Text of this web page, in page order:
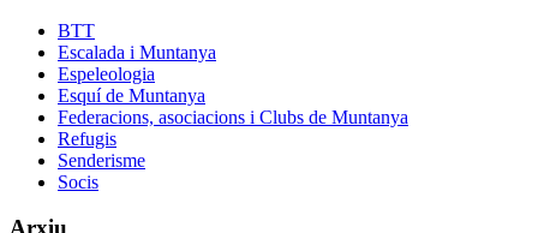
BTT
Escalada i Muntanya
Espeleologia
Esquí de Muntanya
Federacions, asociacions i Clubs de Muntanya
Refugis
Senderisme
Socis